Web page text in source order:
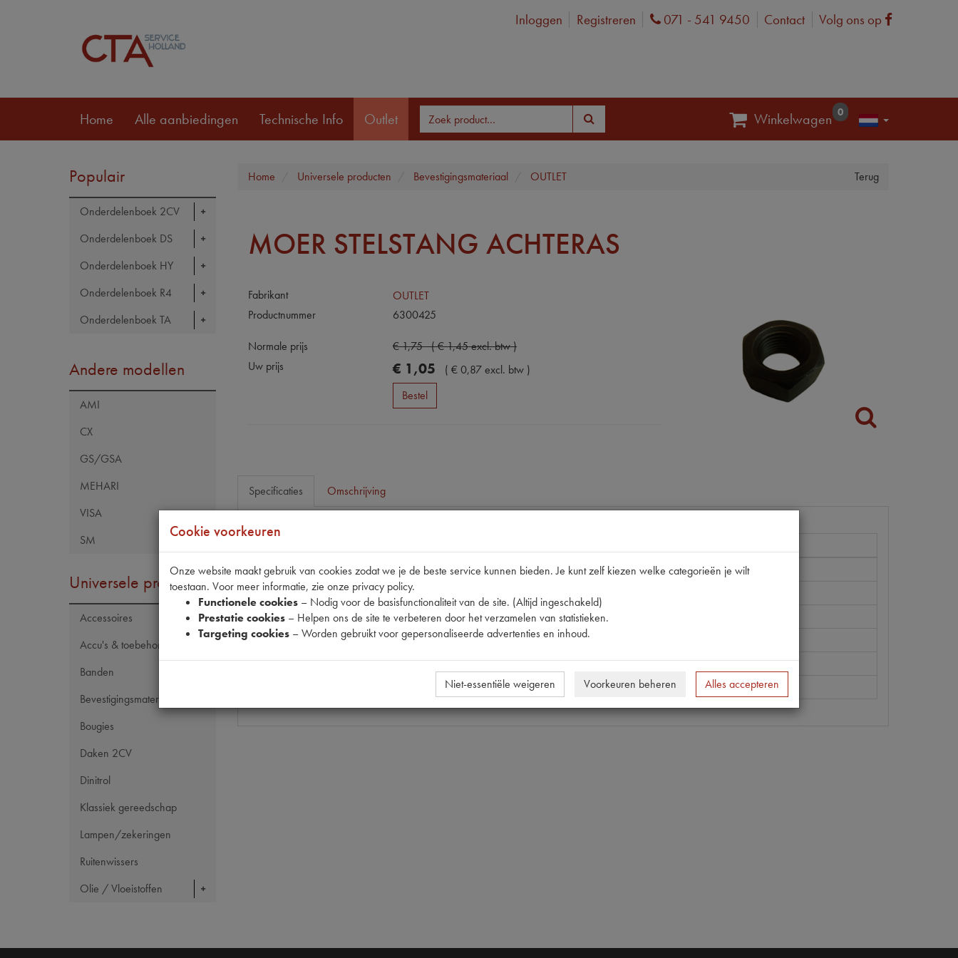
Inloggen Registreren Phone
071 - 541 9450 Contact Volg ons op Facebook
Home Alle aanbiedingen Technische Info Outlet Winkelwagen 0
Populair
Onderdelenboek 2CV
Onderdelenboek DS
Onderdelenboek HY
Onderdelenboek R4
Onderdelenboek TA
Andere modellen
AMI
CX
GS/GSA
MEHARI
VISA
SM
Universele producten
Accessoires
Accu's & toebehoren
Banden
Bevestigingsmateriaal
Bougies
Daken 2CV
Dinitrol
Klassiek gereedschap
Lampen/zekeringen
Ruitenwissers
Olie / Vloeistoffen
Terug
Home Universele producten Bevestigingsmateriaal OUTLET
MOER STELSTANG ACHTERAS
Fabrikant
OUTLET
Productnummer
6300425
Normale prijs €1,75 (€1,45excl. btw)
Uw prijs
€ 1,05 (€0,87excl. btw )
Bestel
Specificaties Omschrijving
Model Citroën
11CV/15CV
Artikelcode JF
Tecdoc brandnummer
A
OE Citroën
Codes
421016 | P267
M16x1.5 [PW 4]
Cookie voorkeuren
Onze website maakt gebruik van cookies zodat we je de beste service kunnen bieden. Je kunt zelf kiezen welke categorieën je wilt
toestaan. Voor meer informatie, zie onze privacy policy.
Functionele cookies – Nodig voor de basisfunctionaliteit van de site. (Altijd ingeschakeld)
Prestatie cookies – Helpen ons de site te verbeteren door het verzamelen van statistieken.
Targeting cookies – Worden gebruikt voor gepersonaliseerde advertenties en inhoud.
Niet-essentiële weigeren Voorkeuren beheren Alles accepteren